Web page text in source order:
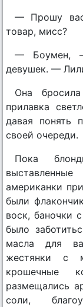
— Прошу
товар, мисс?
— Боумен,
девушек. —
Она
прилавка
давая понять
своей очереди.
Пока
американки
были
воск, баночки
было
масла для
жестянки с
крошечные
размещались
соли,